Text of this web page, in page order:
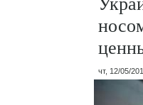
чт, 12/05/